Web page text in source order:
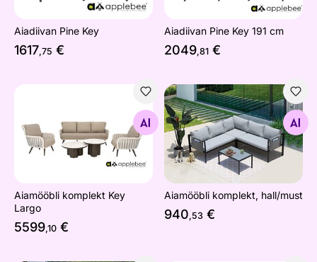
Aiadiivan Pine Key
1617,75 €
Aiadiivan Pine Key 191 cm
2049,81 €
Aiamööbli komplekt Key Largo
Otsi sarnaseid
Aiamööbli komplekt Key
Largo
5599,10 €
Aiamööbli komplekt, hall/
Otsi sarnaseid
Aiamööbli komplekt, hall/must
940,53 €